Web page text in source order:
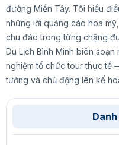
đường Miền Tây. Tôi hiểu
những lời quảng cáo hoa
chu đáo trong từng chặng
Du Lịch Bình Minh biên
nghiệm tổ chức tour thực tế
tưởng và chủ động lên kế